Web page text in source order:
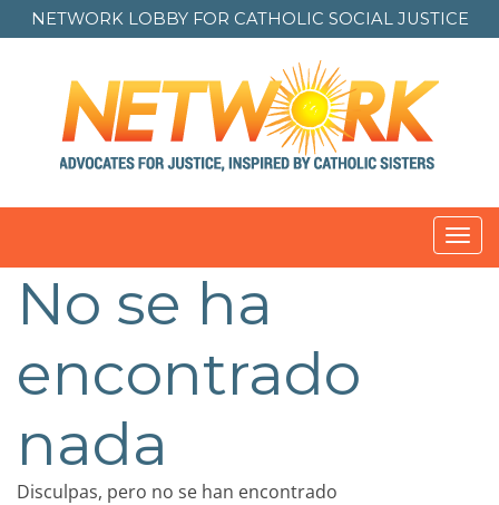
NETWORK LOBBY FOR CATHOLIC SOCIAL JUSTICE
No se ha
encontrado
nada
Disculpas, pero no se han encontrado